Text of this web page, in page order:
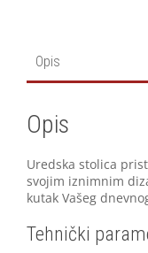
Opis
Opis
Uredska stolica
svojim iznimnim
kutak Vašeg
Tehnički